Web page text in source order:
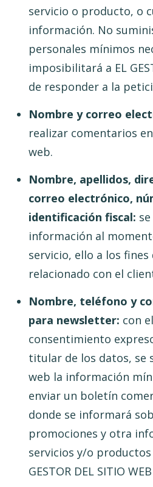
servicio o producto, o
información. No
personales mínimos
imposibilitará a EL
de responder a la
Nombre y correo
realizar comentarios
web.
Nombre, apellidos,
correo electrónico,
identificación fiscal:
información al
servicio, ello a los
relacionado con el
Nombre, teléfono y
para newsletter: con
consentimiento
titular de los datos, se
web la información
enviar un boletín
donde se informará
promociones y otra
servicios y/o
GESTOR DEL SITIO WEB